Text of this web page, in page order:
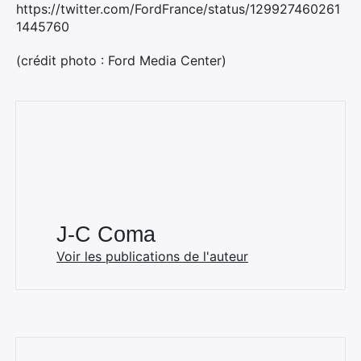
https://twitter.com/FordFrance/status/129927460261
1445760
(crédit photo : Ford Media Center)
J-C Coma
Voir les publications de l'auteur